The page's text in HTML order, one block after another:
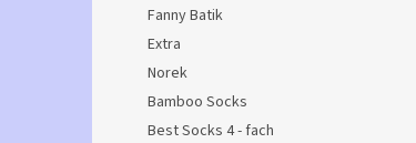
Fanny Batik
Extra
Norek
Bamboo Socks
Best Socks 4 - fach